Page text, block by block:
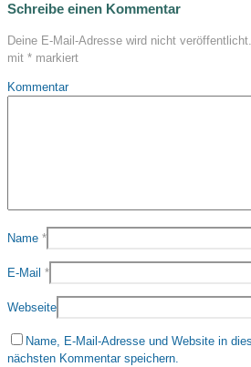
Schreibe einen Kommentar
Deine E-Mail-Adresse wird nicht veröffentlicht.
mit * markiert
Kommentar
Name *
E-Mail *
Webseite
Name, E-Mail-Adresse und Website in
nächsten Kommentar speichern.